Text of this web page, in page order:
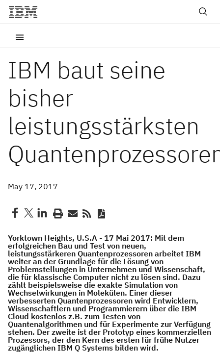
IBM baut seine
bisher
leistungsstärksten
May 17, 2017
Yorktown Heights, U.S.A - 17 Mai 2017: Mit dem
erfolgreichen Bau und Test von neuen,
leistungsstärkeren Quantenprozessoren arbeitet IBM
weiter an der Grundlage für die Lösung von
Problemstellungen in Unternehmen und Wissenschaft,
die für klassische Computer nicht zu lösen sind. Dazu
zählt beispielsweise die exakte Simulation von
Wechselwirkungen in Molekülen. Einer dieser
verbesserten Quantenprozessoren wird Entwicklern,
Wissenschaftlern und Programmierern über die IBM
Cloud kostenlos z.B. zum Testen von
Quantenalgorithmen und für Experimente zur Verfügung
stehen. Der zweite ist der Prototyp eines kommerziellen
Prozessors, der den Kern des ersten für frühe Nutzer
zugänglichen IBM Q Systems bilden wird.